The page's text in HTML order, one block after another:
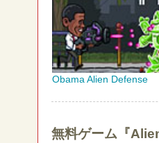
Obama Alien Defense
無料ゲーム『